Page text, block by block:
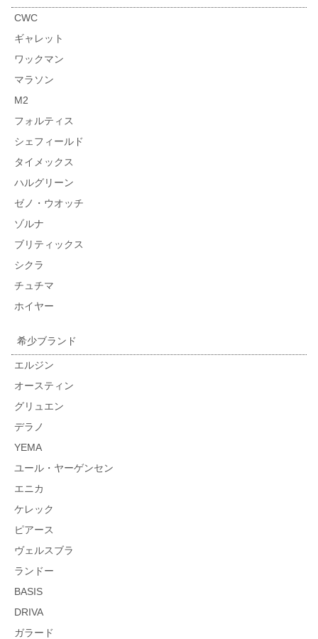
CWC
ギャレット
ワックマン
マラソン
M2
フォルティス
シェフィールド
タイメックス
ハルグリーン
ゼノ・ウオッチ
ゾルナ
ブリティックス
シクラ
チュチマ
ホイヤー
希少ブランド
エルジン
オースティン
グリュエン
デラノ
YEMA
ユール・ヤーゲンセン
エニカ
ケレック
ピアース
ヴェルスブラ
ランドー
BASIS
DRIVA
ガラード